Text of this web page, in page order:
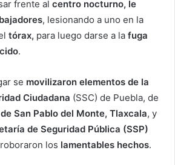
frente al centro nocturno, le
, lesionando a uno en la
tórax, para luego darse a la fuga
.
se movilizaron elementos de la
Ciudadana (SSC) de Puebla, de
San Pablo del Monte, Tlaxcala, y
de Seguridad Pública (SSP)
los lamentables hechos.